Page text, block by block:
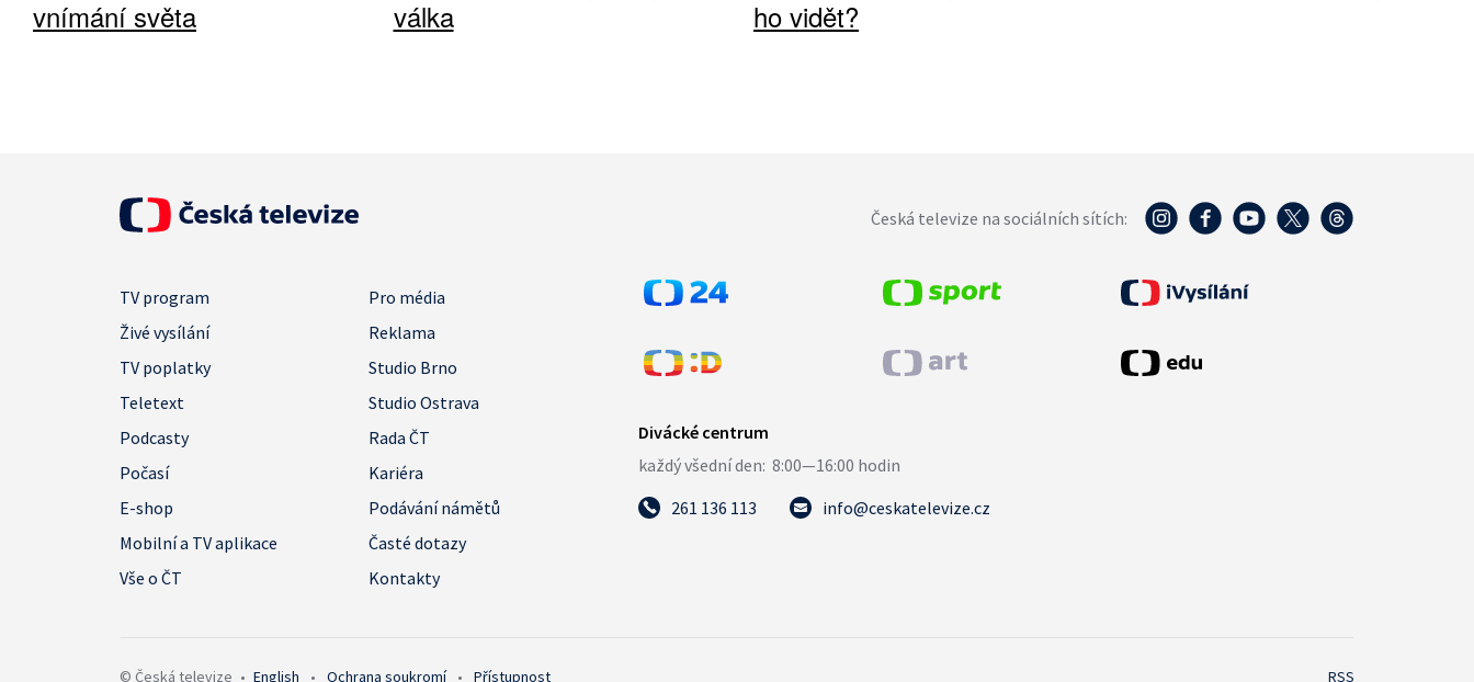
vnímání světa
válka
ho vidět?
Česká televize na sociálních sítích:
TV program
Pro média
Živé vysílání
Reklama
TV poplatky
Studio Brno
Teletext
Studio Ostrava
Podcasty
Rada ČT
Počasí
Kariéra
E-shop
Podávání námětů
Mobilní a TV aplikace
Časté dotazy
Vše o ČT
Kontakty
261 136 113 info@ceskatelevize.cz
© Česká televize • English • Ochrana soukromí • Přístupnost RSS